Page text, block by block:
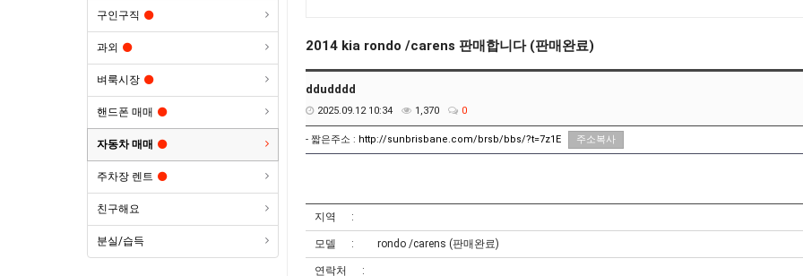
구인구직
과외
벼룩시장
핸드폰 매매
자동차 매매
주차장 렌트
친구해요
분실/습득
2014 kia rondo /carens 판매합니다 (판매완료)
ddudddd
2025.09.12 10:34 1,370 0
- 짧은주소 : http://sunbrisbane.com/brsb/bbs/?t=7z1E 주소복사
지역
모델 rondo /carens (판매완료)
연락처